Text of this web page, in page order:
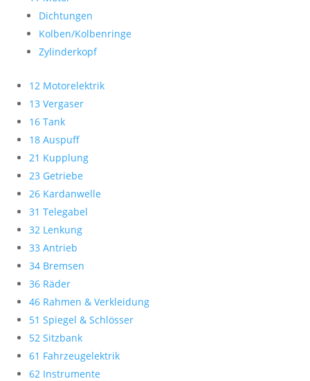
Dichtungen
Kolben/Kolbenringe
Zylinderkopf
12 Motorelektrik
13 Vergaser
16 Tank
18 Auspuff
21 Kupplung
23 Getriebe
26 Kardanwelle
31 Telegabel
32 Lenkung
33 Antrieb
34 Bremsen
36 Räder
46 Rahmen & Verkleidung
51 Spiegel & Schlösser
52 Sitzbank
61 Fahrzeugelektrik
62 Instrumente